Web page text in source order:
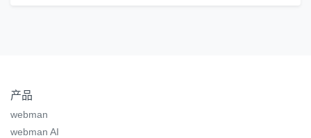
产品
webman
webman AI